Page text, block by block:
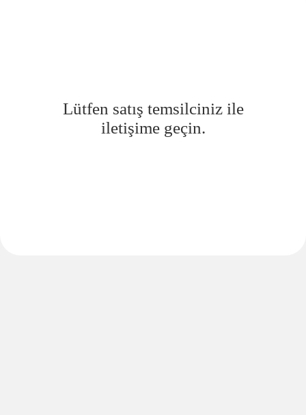
Lütfen satış temsilciniz ile
iletişime geçin.